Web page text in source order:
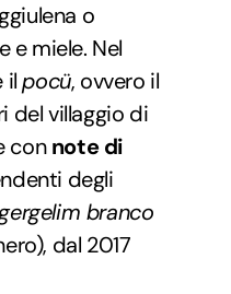
o
e miele. Nel
ilpocü, ovvero il
del villaggio di
connote di
degli
branco
dal 2017